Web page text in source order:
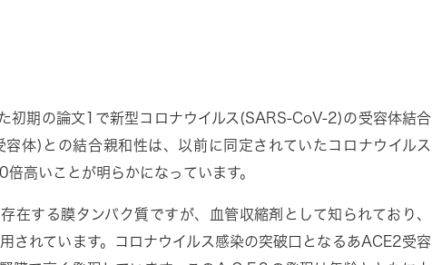
初期の論文1 で新型コロナウイルス(SARS-CoV-2)の受容体結合
体)との結合親和性は、以前に同定されていたコロナウイルス
高いことが明らかになっています。
在する膜タンパク質ですが、血管収縮剤として知られており、
されています。コロナウイルス感染の突破口となるあACE2受容